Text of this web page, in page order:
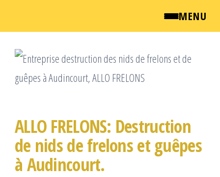
MENU
QUI SOMMES NOUS ?
NEWSROOM
ENGLISH
CONTACT
contenu
ALLO FRELONS: Destruction
de nids de frelons et guêpes
à Audincourt.